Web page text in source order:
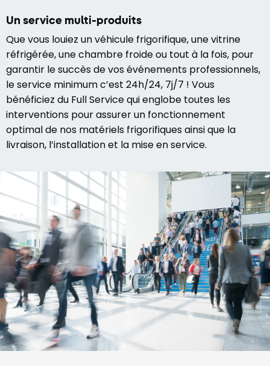
Un service multi-produits
Que vous louiez un véhicule frigorifique, une vitrine
réfrigérée, une chambre froide ou tout à la fois, pour
garantir le succès de vos événements professionnels,
le service minimum c’est 24h/24, 7j/7 ! Vous
bénéficiez du Full Service qui englobe toutes les
interventions pour assurer un fonctionnement
optimal de nos matériels frigorifiques ainsi que la
livraison, l’installation et la mise en service.